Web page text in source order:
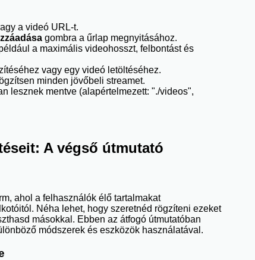
a videó URL-t.
gombra a űrlap megnyitásához.
a maximális videohosszt, felbontást és
vagy egy videó letöltéséhez.
minden jövőbeli streamet.
lesznek mentve (alapértelmezett: "./videos",
A végső útmutató
ahol a felhasználók élő tartalmakat
Néha lehet, hogy szeretnéd rögzíteni ezeket
másokkal. Ebben az átfogó útmutatóban
módszerek és eszközök használatával.